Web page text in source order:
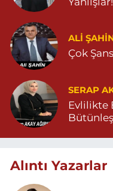
ALI
Çok
SERAP
Evlilikte
Alıntı Yazarlar